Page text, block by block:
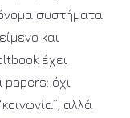
συστήματα
και
έχει
papers: όχι
αλλά